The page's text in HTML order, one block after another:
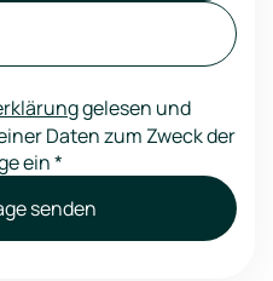
gelesen und
Daten zum Zweck der
ein*
senden